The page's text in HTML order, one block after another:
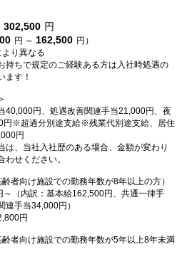
302,500 円
円 ～ 162,500 円）
り異なる
持ちで規定のご経験ある方は入社時処遇の
ます！
40,000円、処遇改善関連手当21,000円、夜
円※超過分別途支給※残業代別途支給、居住
円
は、当社入社歴のある場合、金額が変わり
わせください。
者向け施設での勤務年数が8年以上の方）
～（内訳：基本給162,500円、共通一律手
連手当34,000円）
円
者向け施設での勤務年数が5年以上8年未満